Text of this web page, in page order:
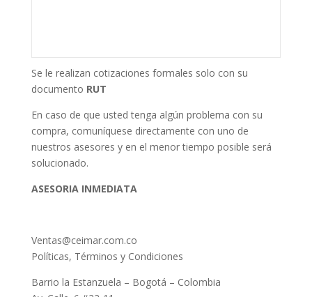
Se le realizan cotizaciones formales solo con su
documento RUT
En caso de que usted tenga algún problema con su
compra, comuníquese directamente con uno de
nuestros asesores y en el menor tiempo posible será
solucionado.
ASESORIA INMEDIATA
Ventas@ceimar.com.co
Políticas, Términos y Condiciones
Barrio la Estanzuela – Bogotá – Colombia